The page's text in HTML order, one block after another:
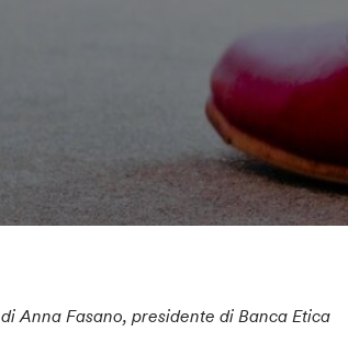
di Anna Fasano, presidente di Banca Etica